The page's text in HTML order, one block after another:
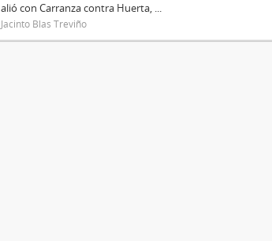
alió con Carranza contra Huerta, ...
Jacinto Blas Treviño